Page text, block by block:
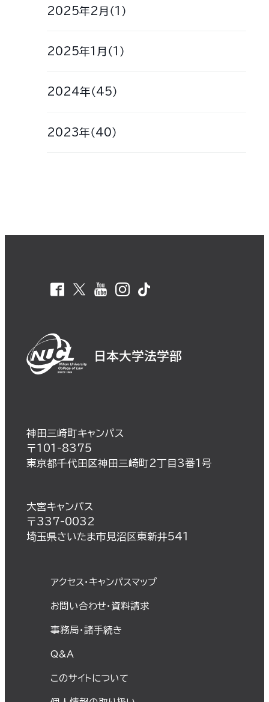
2025年2月（1）
2025年1月（1）
2024年（45）
2023年（40）
神田三崎町キャンパス
〒101-8375
東京都千代田区神田三崎町2丁目3番1号
大宮キャンパス
〒337-0032
埼玉県さいたま市見沼区東新井541
アクセス・キャンパスマップ
お問い合わせ・資料請求
事務局・諸⼿続き
Q&A
このサイトについて